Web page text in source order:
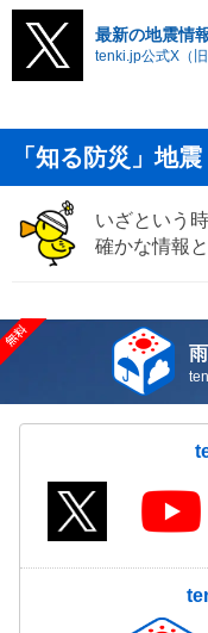
最新の地震情
tenki.jp公式X（
「知る防災」地震
いざという
確かな情報